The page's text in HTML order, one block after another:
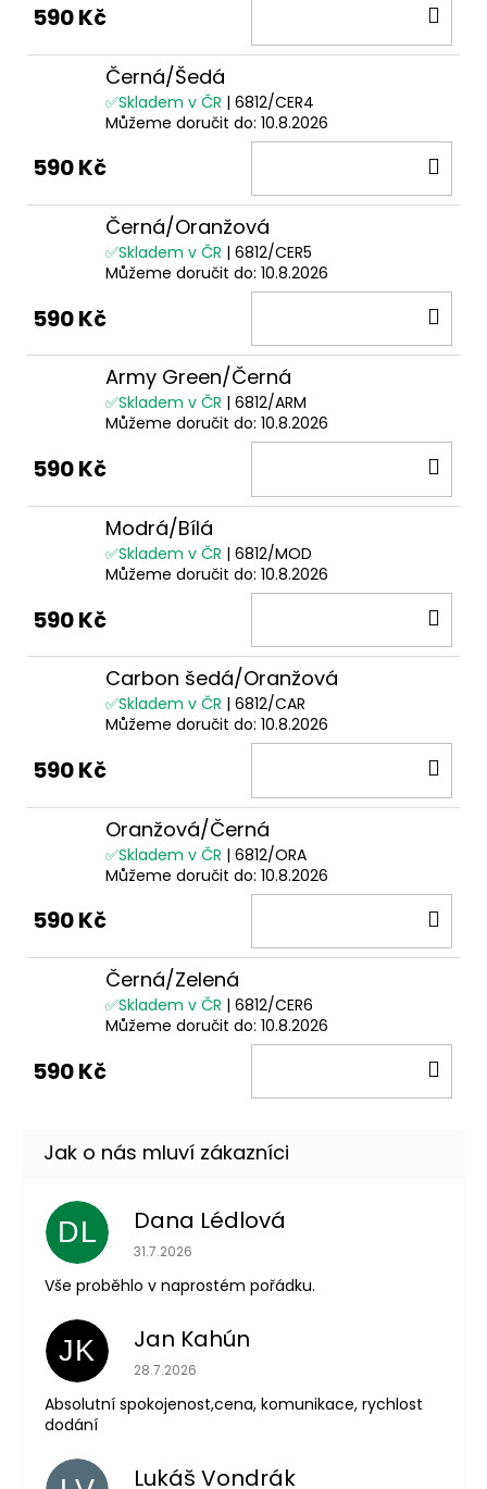
590 Kč
Černá/Šedá
✅Skladem v ČR | 6812/CER4
Můžeme doručit do: 10.8.2026
590 Kč
Černá/Oranžová
✅Skladem v ČR | 6812/CER5
Můžeme doručit do: 10.8.2026
590 Kč
Army Green/Černá
✅Skladem v ČR | 6812/ARM
Můžeme doručit do: 10.8.2026
590 Kč
Modrá/Bílá
✅Skladem v ČR | 6812/MOD
Můžeme doručit do: 10.8.2026
590 Kč
Carbon šedá/Oranžová
✅Skladem v ČR | 6812/CAR
Můžeme doručit do: 10.8.2026
590 Kč
Oranžová/Černá
✅Skladem v ČR | 6812/ORA
Můžeme doručit do: 10.8.2026
590 Kč
Černá/Zelená
✅Skladem v ČR | 6812/CER6
Můžeme doručit do: 10.8.2026
590 Kč
DL Dana Lédlová
Hodnocení obchodu je 5 z 5 hvězdiček.
31.7.2026
Vše proběhlo v naprostém pořádku.
JK Jan Kahún
Hodnocení obchodu je 5 z 5 hvězdiček.
28.7.2026
Absolutní spokojenost,cena, komunikace, rychlost
dodání
Lukáš Vondrák